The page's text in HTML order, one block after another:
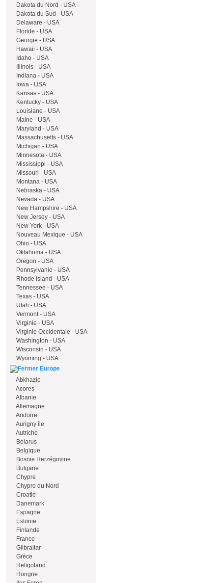
Dakota du Nord - USA
Dakota du Sud - USA
Delaware - USA
Floride - USA
Georgie - USA
Hawaii - USA
Idaho - USA
Illinois - USA
Indiana - USA
Iowa - USA
Kansas - USA
Kentucky - USA
Louisiane - USA
Maine - USA
Maryland - USA
Massachusetts - USA
Michigan - USA
Minnesota - USA
Mississippi - USA
Missouri - USA
Montana - USA
Nebraska - USA
Nevada - USA
New Hampshire - USA
New Jersey - USA
New York - USA
Nouveau Mexique - USA
Ohio - USA
Oklahoma - USA
Oregon - USA
Pennsylvanie - USA
Rhode Island - USA
Tennessee - USA
Texas - USA
Utah - USA
Vermont - USA
Virginie - USA
Virginie Occidentale - USA
Washington - USA
Wisconsin - USA
Wyoming - USA
Europe
Abkhazie
Acores
Albanie
Allemagne
Andorre
Aurigny île
Autriche
Belarus
Belgique
Bosnie Herzégovine
Bulgarie
Chypre
Chypre du Nord
Croatie
Danemark
Espagne
Estonie
Finlande
France
Gilbraltar
Grèce
Heligoland
Hongrie